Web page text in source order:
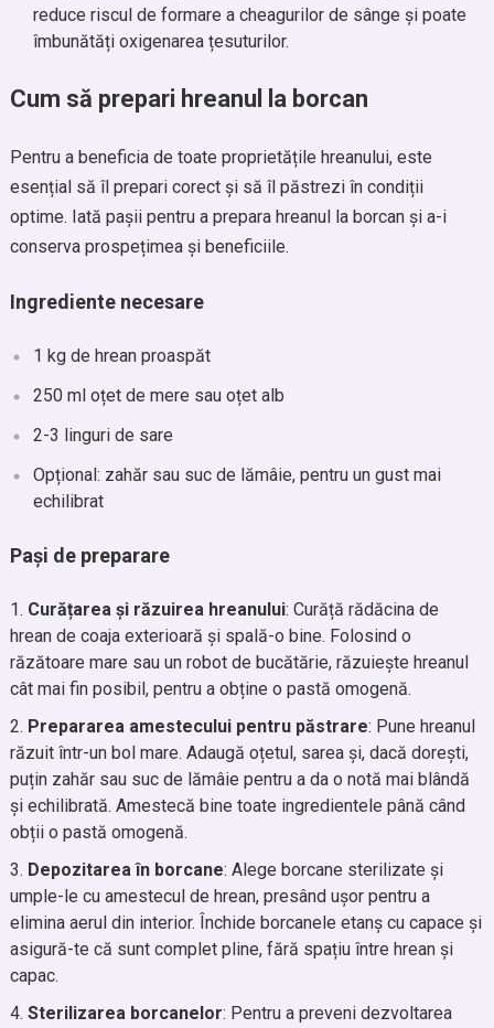
reduce riscul de formare a cheagurilor de sânge și poate
îmbunătăți oxigenarea țesuturilor.
Cum să prepari hreanul la borcan
Pentru a beneficia de toate proprietățile hreanului, este
esențial să îl prepari corect și să îl păstrezi în condiții
optime. Iată pașii pentru a prepara hreanul la borcan și a-i
conserva prospețimea și beneficiile.
Ingrediente necesare
1 kg de hrean proaspăt
250 ml oțet de mere sau oțet alb
2-3 linguri de sare
Opțional: zahăr sau suc de lămâie, pentru un gust mai
echilibrat
Pași de preparare
Curățarea și răzuirea hreanului: Curăță rădăcina de
hrean de coaja exterioară și spală-o bine. Folosind o
răzătoare mare sau un robot de bucătărie, răzuiește hreanul
cât mai fin posibil, pentru a obține o pastă omogenă.
Prepararea amestecului pentru păstrare: Pune hreanul
răzuit într-un bol mare. Adaugă oțetul, sarea și, dacă dorești,
puțin zahăr sau suc de lămâie pentru a da o notă mai blândă
și echilibrată. Amestecă bine toate ingredientele până când
obții o pastă omogenă.
Depozitarea în borcane: Alege borcane sterilizate și
umple-le cu amestecul de hrean, presând ușor pentru a
elimina aerul din interior. Închide borcanele etanș cu capace și
asigură-te că sunt complet pline, fără spațiu între hrean și
capac.
Sterilizarea borcanelor: Pentru a preveni dezvoltarea